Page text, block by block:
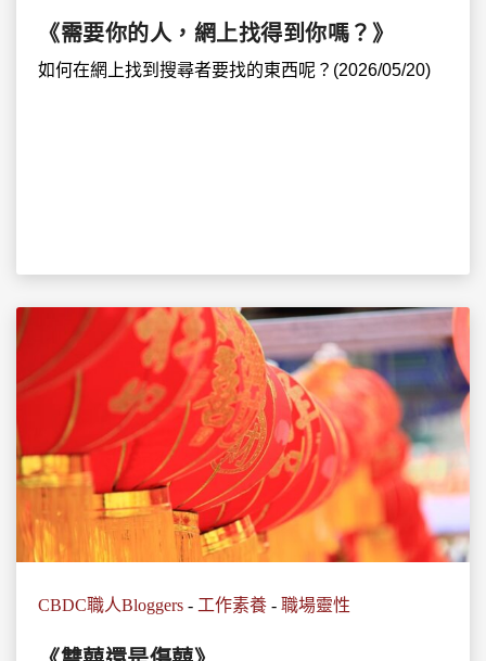
《需要你的人，網上找得到你嗎？》
如何在網上找到搜尋者要找的東西呢？(2026/05/20)
CBDC職人Bloggers - 工作素養 - 職場靈性